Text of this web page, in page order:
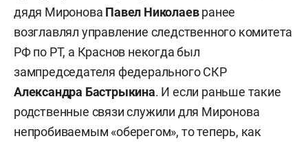
дядя Миронова Павел Николаевранее
возглавлял управление следственного комитета
РФ по РТ, а Краснов некогда был
зампредседателя федерального СКР
Александра Бастрыкина. И если раньше такие
родственные связи служили для Миронова
непробиваемым «оберегом», то теперь, как